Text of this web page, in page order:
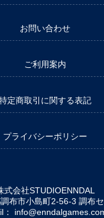
お問い合わせ
ご利用案内
定商取引に関する表記
プライバシーポリシー
式会社STUDIOENNDAL
布市小島町2-56-3 調布
：